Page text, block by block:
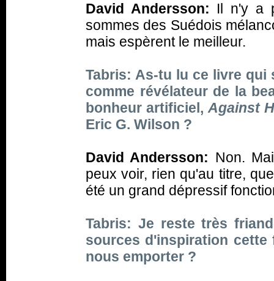
David Andersson: Il n'y a
sommes des Suédois
mais espèrent le meilleur.
Tabris: As-tu lu ce livre qui
comme révélateur de la
bonheur artificiel,Against
Eric G. Wilson ?
David Andersson: Non.
peux voir, rien qu'au titre,
été un grand dépressif
Tabris: Je reste très
sources d'inspiration cette
nous emporter ?